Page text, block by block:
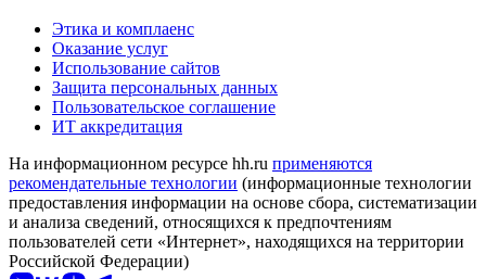
Этика и комплаенс
Оказание услуг
Использование сайтов
Защита персональных данных
Пользовательское соглашение
ИТ аккредитация
На информационном ресурсе hh.ru применяются
рекомендательные технологии (информационные технологии
предоставления информации на основе сбора, систематизации
и анализа сведений, относящихся к предпочтениям
пользователей сети «Интернет», находящихся на территории
Российской Федерации)